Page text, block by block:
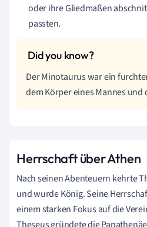
oder ihre Gliedmaßen
passten.
Der Minotaurus war ein
dem Körper eines Mannes und
Herrschaft über Athen
Nach seinen Abenteuern kehrte
und wurde König. Seine
einem starken Fokus auf die
Theseus gründete die